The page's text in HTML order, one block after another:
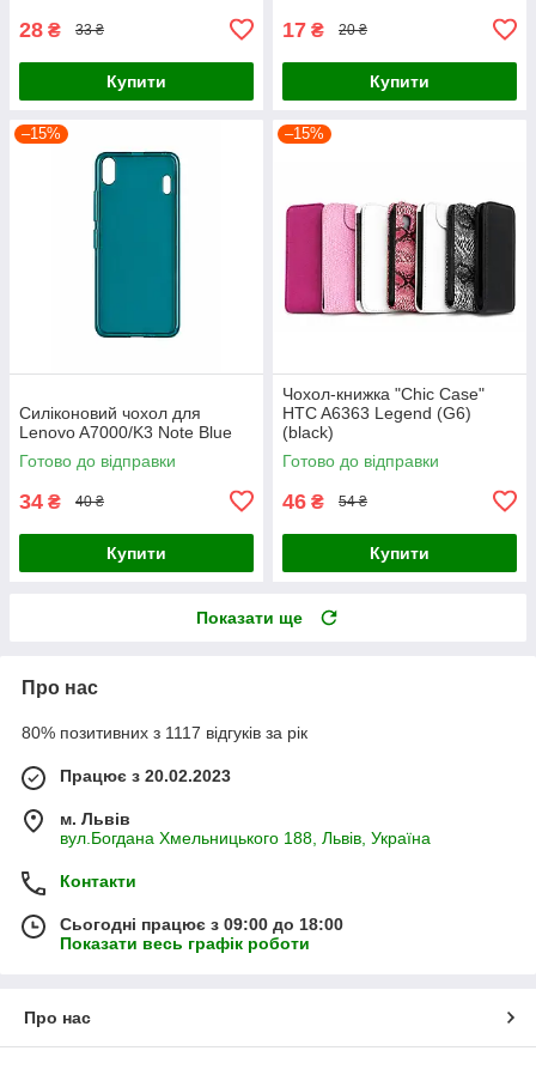
28 ₴ 33 ₴
Купити
17 ₴ 20 ₴
Купити
–15%
Силіконовий чохол для
Lenovo A7000/K3 Note Blue
Готово до відправки
34 ₴ 40 ₴
Купити
–15%
Чoхoл-книжка "Chic Case"
HTC A6363 Legend (G6)
(black)
Готово до відправки
46 ₴ 54 ₴
Купити
Показати ще
Про нас
80% позитивних з 1117 відгуків за рік
Працює з 20.02.2023
м. Львів
вул.Богдана Хмельницького 188, Львів, Україна
Контакти
Сьогодні працює з 09:00 до 18:00
Показати весь графік роботи
Про нас